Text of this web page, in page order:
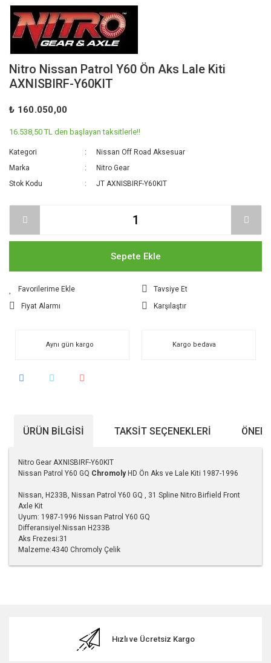
Nitro Nissan Patrol Y60 Ön Aks Lale Kiti
AXNISBIRF-Y60KIT
₺ 160.050,00
16.538,50 TL den başlayan taksitlerle!!
Kategori
Nissan Off Road Aksesuar
Marka
Nitro Gear
Stok Kodu
JT AXNISBIRF-Y60KIT
Sepete Ekle
Tavsiye Et
Fiyat Alarmı
Karşılaştır
Aynı gün kargo Kargo bedava
ÜRÜN BILGISI TAKSIT SEÇENEKLERI
Nitro Gear AXNISBIRF-Y60KIT
Nissan Patrol Y60 GQ ChromolyHD Ön Aks ve Lale Kiti 1987-1996
Nissan, H233B, Nissan Patrol Y60 GQ , 31 Spline Nitro Birfield Front
Axle Kit
Uyum: 1987-1996 Nissan Patrol Y60 GQ
Differansiyel: Nissan H233B
Aks Frezesi:31
Malzeme:4340 Chromoly Çelik
Ürün resmi kalitesiz, bozuk veya görüntülenemiyor.
Hızlı ve Ücretsiz Kargo